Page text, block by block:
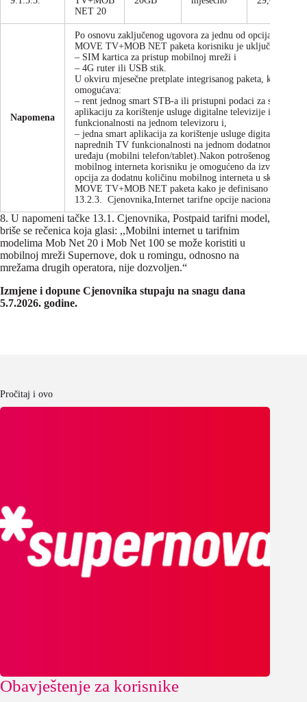
NET 20
Napomena
Po osnovu zaključenog ugovora za jednu od opcija postpaid
MOVE TV+MOB NET paketa korisniku je uključeno:
– SIM kartica za pristup mobilnoj mreži i
– 4G ruter ili USB stik.
U okviru mjesečne pretplate integrisanog paketa, korisniku
omogućava:
– rent jednog smart STB-a ili pristupni podaci za smart TV
aplikaciju za korištenje usluge digitalne televizije i
funkcionalnosti na jednom televizoru i,
– jedna smart aplikacija za korištenje usluge digitalne
naprednih TV funkcionalnosti na jednom dodatnom
uređaju (mobilni telefon/tablet).Nakon potrošenog bonusa
mobilnog interneta korisniku je omogućeno da izvrši
opcija za dodatnu količinu mobilnog interneta u sklopu
MOVE TV+MOB NET paketa kako je definisano
13.2.3. Cjenovnika,Internet tarifne opcije nacionalni
8. U napomeni tačke 13.1. Cjenovnika, Postpaid tarifni model,
briše se rečenica koja glasi: ,,Mobilni internet u tarifnim
modelima Mob Net 20 i Mob Net 100 se može koristiti u
mobilnoj mreži Supernove, dok u romingu, odnosno na
mrežama drugih operatora, nije dozvoljen.“
Izmjene i dopune Cjenovnika stupaju na snagu dana
5.7.2026. godine.
Pročitaj i ovo
Obavještenje za korisnike